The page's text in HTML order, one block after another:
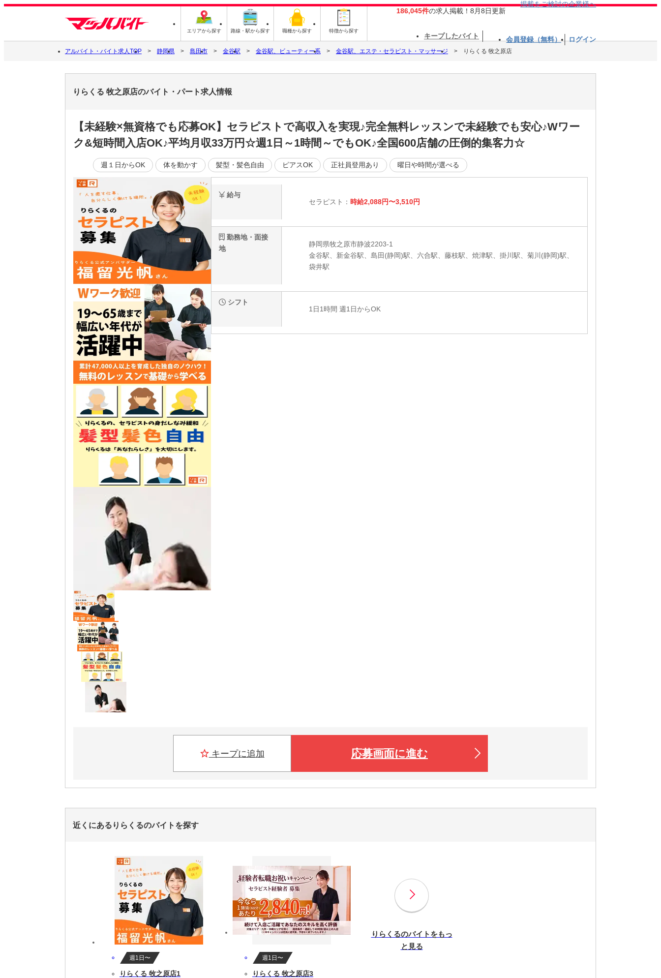
エリアから探す 路線・駅から探す 職種から探す 特徴から探す
186,045件の求人掲載！8月8日更新
掲載をご検討の企業様へ
キープしたバイト 会員登録（無料） ログイン
アルバイト・バイト求人TOP 静岡県 島田市 金谷駅 金谷駅、ビューティー系 金谷駅、エステ・セラピスト・マッサージ りらくる 牧之原店
りらくる 牧之原店のバイト・パート求人情報
【未経験×無資格でも応募OK】セラピストで高収入を実現♪完全無料レッスンで未経験でも安心♪Wワー
ク&短時間入店OK♪平均月収33万円☆週1日～1時間～でもOK♪全国600店舗の圧倒的集客力☆
週１日からOK 体を動かす 髪型・髪色自由 ピアスOK 正社員登用あり 曜日や時間が選べる
給与
セラピスト： 時給2,088円〜3,510円
勤務地・面接
地
静岡県牧之原市静波2203-1
金谷駅、新金谷駅、島田(静岡)駅、六合駅、藤枝駅、焼津駅、掛川駅、菊川(静岡)駅、
袋井駅
シフト
1日1時間 週1日からOK
キープに追加 応募画面に進む
近くにあるりらくるのバイトを探す
週1日〜
りらくる 牧之原店1
週1日〜
りらくる 牧之原店3
りらくるのバイトをもっ
と見る